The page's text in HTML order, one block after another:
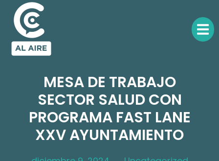
MESA DE TRABAJO
SECTOR SALUD CON
PROGRAMA FAST LANE
XXV AYUNTAMIENTO